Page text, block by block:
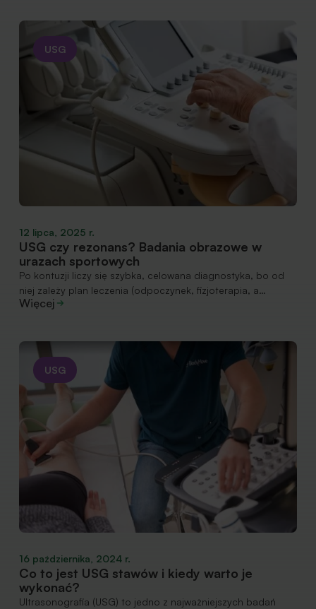
USG
12 lipca, 2025 r.
USG czy rezonans? Badania obrazowe w
urazach sportowych
Po kontuzji liczy się szybka, celowana diagnostyka, bo od
niej zależy plan leczenia (odpoczynek, fizjoterapia, a…
Więcej
USG
16 października, 2024 r.
Co to jest USG stawów i kiedy warto je
wykonać?
Ultrasonografia (USG) to jedno z najważniejszych badań